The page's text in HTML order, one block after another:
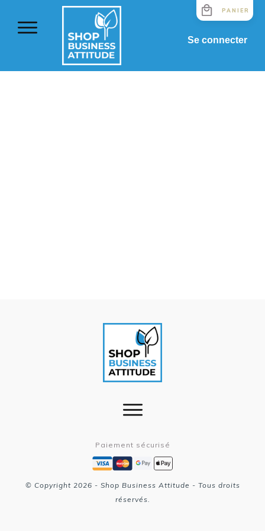
PANIER
Se connecter
Paiement sécurisé
© Copyright 2026 - Shop Business Attitude - Tous droits
réservés.